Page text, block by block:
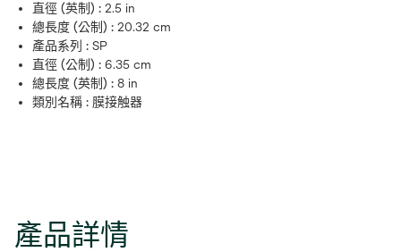
直徑 (英制) : 2.5 in
總長度 (公制) : 20.32 cm
產品系列 : SP
直徑 (公制) : 6.35 cm
總長度 (英制) : 8 in
類別名稱 : 膜接触器
產品詳情